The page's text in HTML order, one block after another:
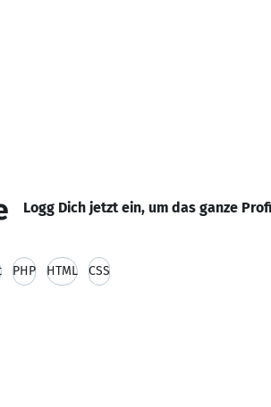
Logg Dich jetzt ein, um das ganze
PHP HTML CSS